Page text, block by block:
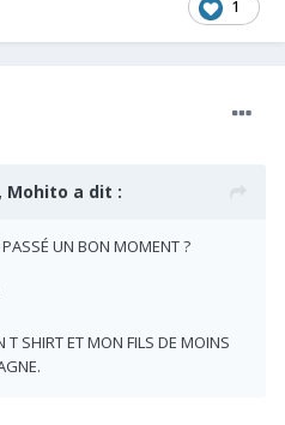
1
Mohito a dit :
UN BON MOMENT ?
T SHIRT ET MON FILS DE MOINS